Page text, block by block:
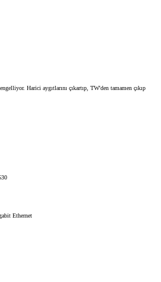
Harici aygıtlarını çıkartıp, TW'den tamamen çıkıp
Ethernet